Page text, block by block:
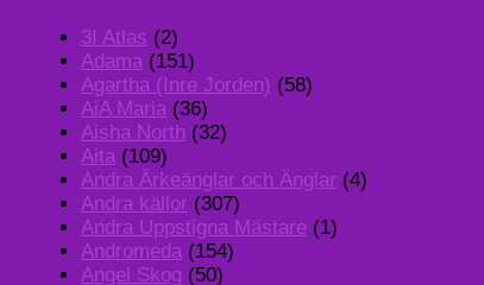
3I Atlas (2)
Adama (151)
Agartha (Inre Jorden) (58)
AiA Maria (36)
Aisha North (32)
Aita (109)
Andra Ärkeänglar och Änglar (4)
Andra källor (307)
Andra Uppstigna Mästare (1)
Andromeda (154)
Angel Skog (50)